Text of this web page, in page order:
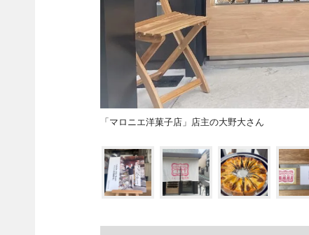
「マロニエ洋菓子店」店主の大野大さん